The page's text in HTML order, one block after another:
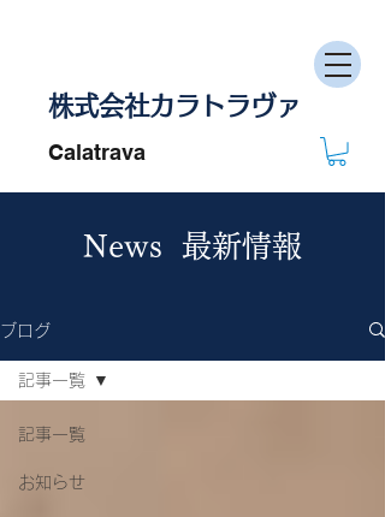
株式会社カラトラヴァ
Calatrava
News 最新情報
ブログ
記事一覧
お知らせ
記事一覧